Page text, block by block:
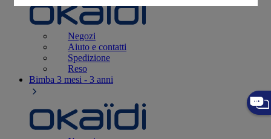
Negozi
Aiuto e contatti
Spedizione
Reso
Bimba 3 mesi - 3 anni